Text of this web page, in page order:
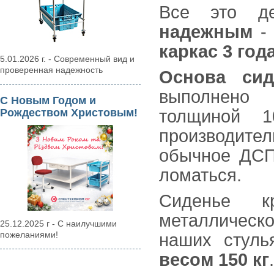
5.01.2026 г. - Современный вид и
проверенная надежность
С Новым Годом и
Рождеством Христовым!
25.12.2025 г - С наилучшими
пожеланиями!
Все это
надежным -
каркас 3
Основа
выполнено
толщиной
обычное
ломаться.
Сиденье
наших
весом 150 кг.